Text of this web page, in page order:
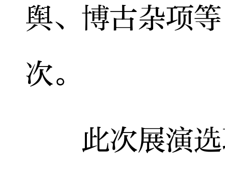
舆、博古杂项
次。
此次展演选